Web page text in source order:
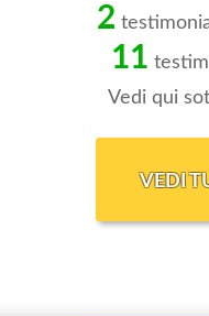
2
11
Vedi qui
VEDI